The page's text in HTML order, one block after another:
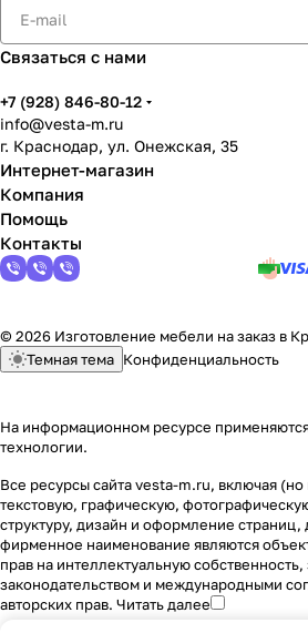
Связаться с нами
+7 (928) 846-80-12
info@vesta-m.ru
г. Краснодар, ул. Онежская, 35
Интернет-магазин
Компания
Помощь
Контакты
© 2026 Изготовление мебели на заказ в
Темная тема Конфиденциальность
На информационном ресурсе
технологии.
Все ресурсы сайта vesta-m.ru, включая (но
текстовую, графическую,
структуру, дизайн и оформление
фирменное наименование являются
прав на интеллектуальную
законодательством и международными
авторских прав. Читать далее